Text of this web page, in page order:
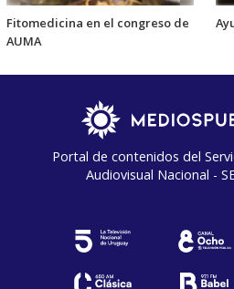
Fitomedicina en el congreso de
AUMA
Portal de contenidos del
Audiovisual Nacional -